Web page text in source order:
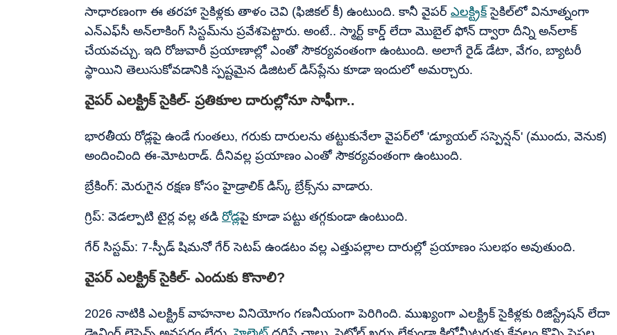
సాధారణంగా ఈ తరహా సైకిళ్లకు తాళం చెవి (ఫిజికల్​ కీ) ఉంటుంది. కానీ వైపర్‌ ఎలక్ట్రిక్​ సైకిల్​లో వినూత్నంగా
ఎన్‌ఎఫ్‌సీ అన్‌లాకింగ్ సిస్టమ్‌ను ప్రవేశపెట్టారు. అంటే.. స్మార్ట్ కార్డ్ లేదా మొబైల్ ఫోన్ ద్వారా దీన్ని అన్‌లాక్
చేయవచ్చు. ఇది రోజువారీ ప్రయాణాల్లో ఎంతో సౌకర్యవంతంగా ఉంటుంది. అలాగే రైడ్ డేటా, వేగం, బ్యాటరీ
స్థాయిని తెలుసుకోవడానికి స్పష్టమైన డిజిటల్ డిస్‌ప్లేను కూడా ఇందులో అమర్చారు.
వైపర్​ ఎలక్ట్రిక్​ సైకిల్- ప్రతికూల దారుల్లోనూ సాఫీగా..
భారతీయ రోడ్లపై ఉండే గుంతలు, గరుకు దారులను తట్టుకునేలా వైపర్‌లో 'డ్యూయల్ సస్పెన్షన్' (ముందు, వెనుక)
అందించింది ఈ-మోటరాడ్. దీనివల్ల ప్రయాణం ఎంతో సౌకర్యవంతంగా ఉంటుంది.
బ్రేకింగ్: మెరుగైన రక్షణ కోసం హైడ్రాలిక్ డిస్క్ బ్రేక్స్‌ను వాడారు.
గ్రిప్: వెడల్పాటి టైర్ల వల్ల తడి రోడ్లపై కూడా పట్టు తగ్గకుండా ఉంటుంది.
గేర్ సిస్టమ్: 7-స్పీడ్ షిమనో గేర్ సెటప్ ఉండటం వల్ల ఎత్తుపల్లాల దారుల్లో ప్రయాణం సులభం అవుతుంది.
వైపర్​ ఎలక్ట్రిక్​ సైకిల్- ఎందుకు కొనాలి?
2026 నాటికి ఎలక్ట్రిక్ వాహనాల వినియోగం గణనీయంగా పెరిగింది. ముఖ్యంగా ఎలక్ట్రిక్ సైకిళ్లకు రిజిస్ట్రేషన్ లేదా